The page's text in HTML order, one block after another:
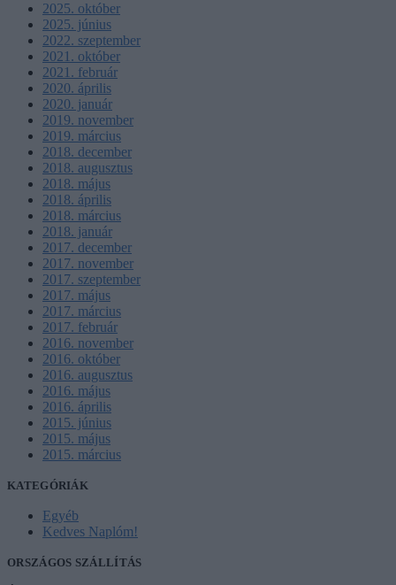
2025. október
2025. június
2022. szeptember
2021. október
2021. február
2020. április
2020. január
2019. november
2019. március
2018. december
2018. augusztus
2018. május
2018. április
2018. március
2018. január
2017. december
2017. november
2017. szeptember
2017. május
2017. március
2017. február
2016. november
2016. október
2016. augusztus
2016. május
2016. április
2015. június
2015. május
2015. március
KATEGÓRIÁK
Egyéb
Kedves Naplóm!
ORSZÁGOS SZÁLLÍTÁS